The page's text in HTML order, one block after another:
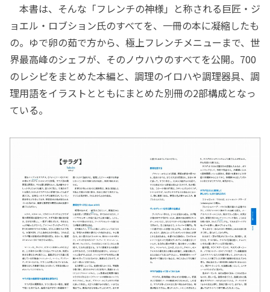
本書は、そんな「フレンチの神様」と称される巨匠・ジ
ョエル・ロブション氏のすべてを、一冊の本に凝縮したも
の。ゆで卵の茹で方から、極上フレンチメニューまで、世
界最高峰のシェフが、そのノウハウのすべてを公開。700
のレシピをまとめた本編と、調理のイロハや調理器具、調
理用語をイラストとともにまとめた別冊の2部構成となっ
ている。